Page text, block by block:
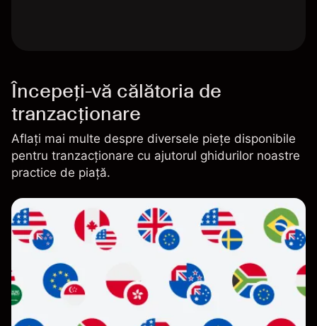
Începeți-vă călătoria de
tranzacționare
Aflați mai multe despre diversele piețe disponibile
pentru tranzacționare cu ajutorul ghidurilor noastre
practice de piață.